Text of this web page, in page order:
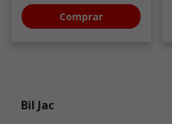
Comprar
Bil Jac